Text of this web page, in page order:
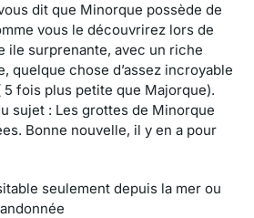
dit que Minorque possède de
vous le découvrirez lors de
ile surprenante, avec un riche
quelque chose d’assez incroyable
fois plus petite que Majorque).
sujet : Les grottes de Minorque
Bonne nouvelle, il y en a pour
seulement depuis la mer ou